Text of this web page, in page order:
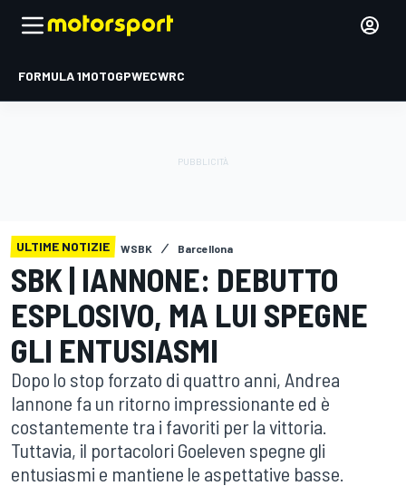
FORMULA 1MOTOGPWECWRC
ULTIME NOTIZIE WSBK Barcellona
SBK | IANNONE: DEBUTTO
ESPLOSIVO, MA LUI SPEGNE
GLI ENTUSIASMI
Dopo lo stop forzato di quattro anni, Andrea
Iannone fa un ritorno impressionante ed è
costantemente tra i favoriti per la vittoria.
Tuttavia, il portacolori Goeleven spegne gli
entusiasmi e mantiene le aspettative basse.